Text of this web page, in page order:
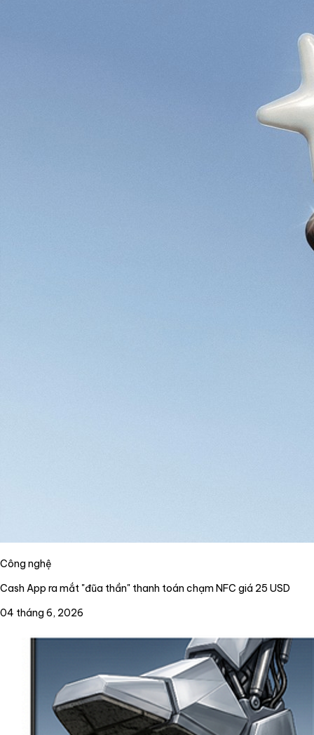
Công nghệ
Cash App ra mắt "đũa thần" thanh toán chạm NFC giá 25 USD
04 tháng 6, 2026